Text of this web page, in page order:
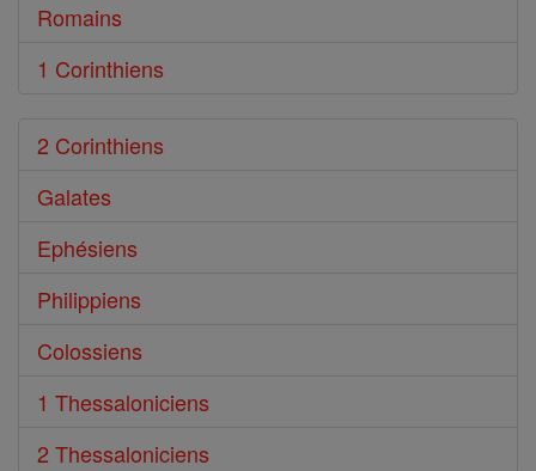
Romains
1 Corinthiens
2 Corinthiens
Galates
Ephésiens
Philippiens
Colossiens
1 Thessaloniciens
2 Thessaloniciens